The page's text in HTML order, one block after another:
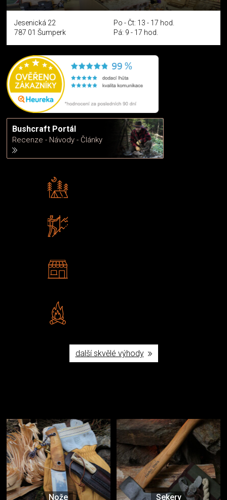
Jesenická 22
787 01 Šumperk
Po - Čt: 13 - 17 hod.
Pá: 9 - 17 hod.
Bushcraft Portál
Recenze - Návody - Články
další skvělé výhody
Nože Sekery